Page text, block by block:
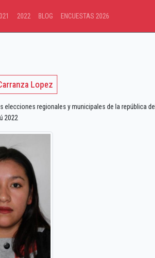
2022 BLOG ENCUESTAS 2026
Lopez
elecciones regionales y municipales de la república del
2022